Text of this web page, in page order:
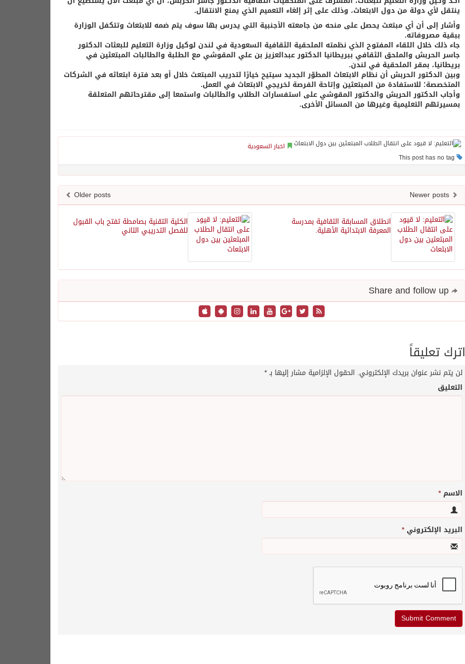
ينتقل لأي دولة من دول الابتعاث، وذلك على إثر إلغاء التعميم الذي يمنع الانتقال.
وأشار إلى أن أي مبتعث يحصل على منحه من جامعته الأجنبية التي يدرس بها سوف يتم ضمه للابتعاث وتتكفل الوزارة
ببقية مصروفاته.
جاء ذلك خلال اللقاء المفتوح الذي نظمته الملحقية الثقافية السعودية في لندن لوكيل وزارة التعليم للبعثات الدكتور
جاسر الحربش والملحق الثقافي ببريطانيا الدكتور عبدالعزيز بن علي المقوشي مع الطلبة والطالبات المبتعثين في
بريطانيا، بمقر الملحقية في لندن.
وبين الدكتور الحربش أن نظام الابتعاث المطوّر الجديد سيتيح خيارًا لتدريب المبتعث خلال أو بعد فترة ابتعاثه في الشركات
المتخصصة؛ للاستفادة من المبتعثين وإتاحة الفرصة لخريجي الابتعاث في العمل.
وأجاب الدكتور الحربش والدكتور المقوشي على استفسارات الطلاب والطالبات واستمعا إلى مقترحاتهم المتعلقة
بمسيرتهم التعليمية وغيرها من المسائل الأخرى.
اخبار السعودية
Older posts
الكلية التقنية بصامطة تفتح باب القبول
للفصل التدريبي الثاني
انطلاق المسابقة الثقافية بمدرسة
المعرفة الابتدائية الأهلية.
اترك تعليقاً
لن يتم نشر عنوان بريدك الإلكتروني. الحقول الإلزامية مشار إليها بـ*
التعليق
الاسم*
البريد الإلكتروني*